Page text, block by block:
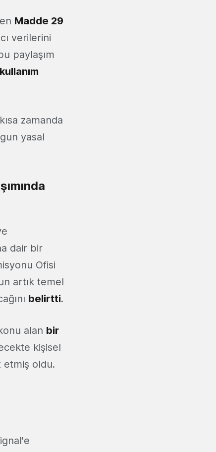
Madde 29
verilerini
paylaşım
kullanım
zamanda
yasal
dair bir
Ofisi
artık temel
belirtti.
alan bir
kişisel
etmiş oldu.